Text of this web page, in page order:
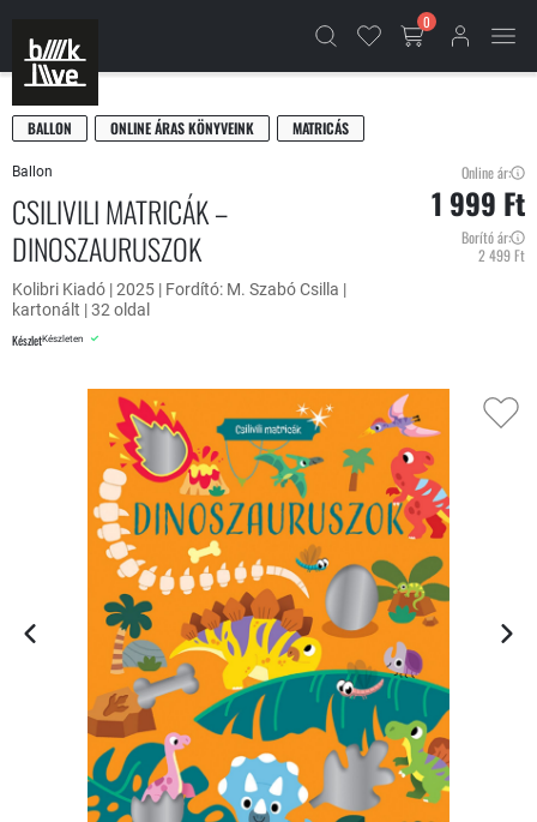
0
BALLON ONLINE ÁRAS KÖNYVEINK MATRICÁS
Ballon
CSILIVILI MATRICÁK –
DINOSZAURUSZOK
Kolibri Kiadó | 2025 | Fordító: M. Szabó Csilla |
kartonált | 32 oldal
KészletKészleten
Online ár:
1 999 Ft
Borító ár:
2 499 Ft